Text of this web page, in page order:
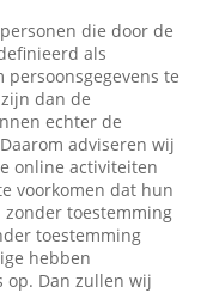
die door de
als
te
dan de
echter de
adviseren wij
online activiteiten
voorkomen dat hun
zonder toestemming
toestemming
hebben
op. Dan zullen wij